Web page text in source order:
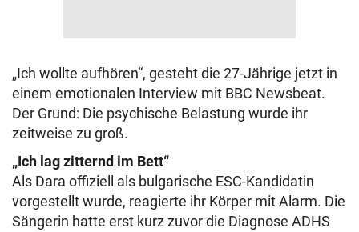
„Ich wollte aufhören“, gesteht die 27-Jährige jetzt in
einem emotionalen Interview mit BBC Newsbeat.
Der Grund: Die psychische Belastung wurde ihr
zeitweise zu groß.
„Ich lag zitternd im Bett“
Als Dara offiziell als bulgarische ESC-Kandidatin
vorgestellt wurde, reagierte ihr Körper mit Alarm. Die
Sängerin hatte erst kurz zuvor die Diagnose ADHS